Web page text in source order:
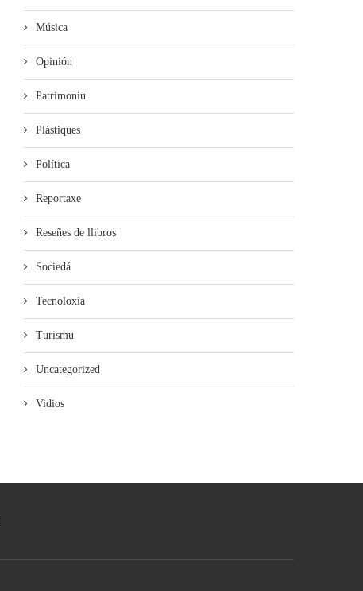
Música
Opinión
Patrimoniu
Plástiques
Política
Reportaxe
Reseñes de llibros
Sociedá
Tecnoloxía
Turismu
Uncategorized
Vidios